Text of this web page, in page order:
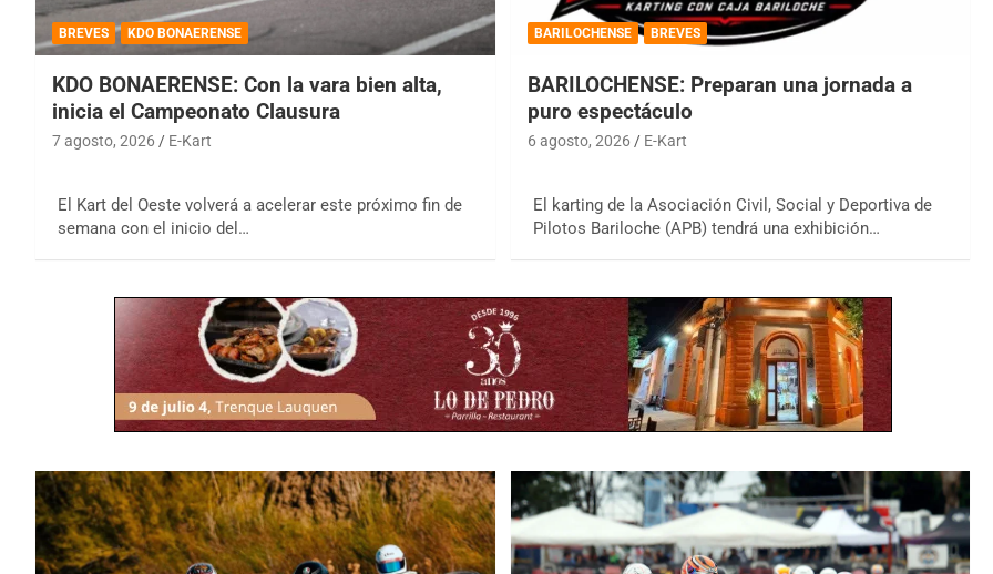
BREVES KDO BONAERENSE
KDO BONAERENSE: Con la vara bien alta,
inicia el Campeonato Clausura
7 agosto, 2026 E-Kart
El Kart del Oeste volverá a acelerar este próximo fin de
semana con el inicio del…
BARILOCHENSE BREVES
BARILOCHENSE: Preparan una jornada a
puro espectáculo
6 agosto, 2026 E-Kart
El karting de la Asociación Civil, Social y Deportiva de
Pilotos Bariloche (APB) tendrá una exhibición…